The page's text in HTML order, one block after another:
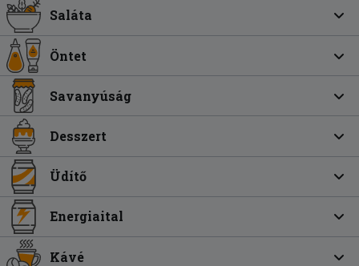
Saláta
Öntet
Savanyúság
Desszert
Üdítő
Energiaital
Kávé